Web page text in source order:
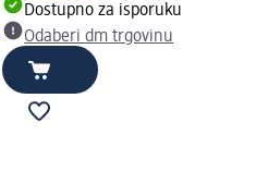
Dostupno za isporuku
Odaberi dm trgovinu